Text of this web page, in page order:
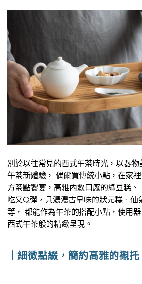
別於以往常見的西式午茶時光，以器
午茶新體驗， 偶爾買傳統小點，在家
方茶點饗宴，高雅內斂口感的綠豆糕
吃又Q彈，具濃濃古早味的狀元糕、仙
等， 都能作為午茶的搭配小點，使用
西式午茶般的精緻呈現。
｜細微點綴，簡約高雅的襯托